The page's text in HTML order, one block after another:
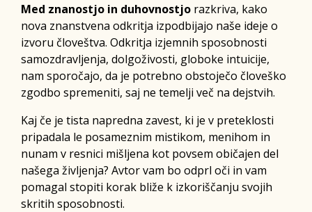
Med znanostjo in duhovnostjo razkriva, kako
nova znanstvena odkritja izpodbijajo naše ideje o
izvoru človeštva. Odkritja izjemnih sposobnosti
samozdravljenja, dolgoživosti, globoke intuicije,
nam sporočajo, da je potrebno obstoječo človeško
zgodbo spremeniti, saj ne temelji več na dejstvih.
Kaj če je tista napredna zavest, ki je v preteklosti
pripadala le posameznim mistikom, menihom in
nunam v resnici mišljena kot povsem običajen del
našega življenja? Avtor vam bo odprl oči in vam
pomagal stopiti korak bliže k izkoriščanju svojih
skritih sposobnosti.